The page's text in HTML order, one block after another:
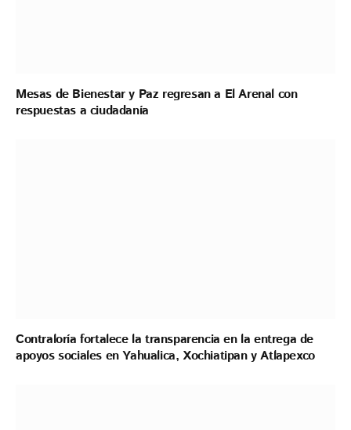
Mesas de Bienestar y Paz regresan a El Arenal con
respuestas a ciudadanía
Contraloría fortalece la transparencia en la entrega de
apoyos sociales en Yahualica, Xochiatipan y Atlapexco